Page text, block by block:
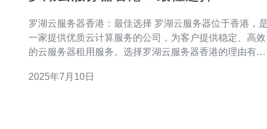
罗湖云服务器香港：最佳选择 罗湖云服务器位于香港，是
一家提供优质云计算服务的公司，为客户提供稳定、高效
的云服务器租用服务。选择罗湖云服务器香港的理由有很
商业中心，拥有优越的网络基础设施和通信网络，能够为
2025年7月10日